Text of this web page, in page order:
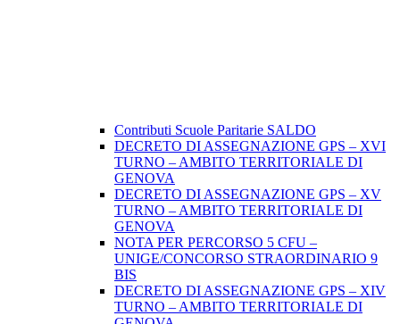
Contributi Scuole Paritarie SALDO
DECRETO DI ASSEGNAZIONE GPS – XVI
TURNO – AMBITO TERRITORIALE DI
GENOVA
DECRETO DI ASSEGNAZIONE GPS – XV
TURNO – AMBITO TERRITORIALE DI
GENOVA
NOTA PER PERCORSO 5 CFU –
UNIGE/CONCORSO STRAORDINARIO 9
BIS
DECRETO DI ASSEGNAZIONE GPS – XIV
TURNO – AMBITO TERRITORIALE DI